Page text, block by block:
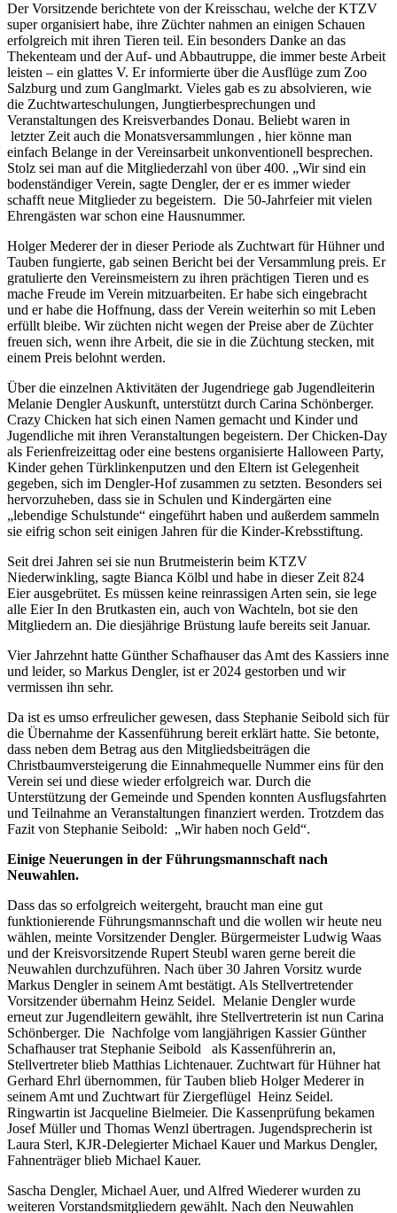
Der Vorsitzende berichtete von der Kreisschau, welche der KTZV
super organisiert habe, ihre Züchter nahmen an einigen Schauen
erfolgreich mit ihren Tieren teil. Ein besonders Danke an das
Thekenteam und der Auf- und Abbautruppe, die immer beste Arbeit
leisten – ein glattes V. Er informierte über die Ausflüge zum Zoo
Salzburg und zum Ganglmarkt. Vieles gab es zu absolvieren, wie
die Zuchtwarteschulungen, Jungtierbesprechungen und
Veranstaltungen des Kreisverbandes Donau. Beliebt waren in
letzter Zeit auch die Monatsversammlungen , hier könne man
einfach Belange in der Vereinsarbeit unkonventionell besprechen.
Stolz sei man auf die Mitgliederzahl von über 400. „Wir sind ein
bodenständiger Verein, sagte Dengler, der er es immer wieder
schafft neue Mitglieder zu begeistern. Die 50-Jahrfeier mit vielen
Ehrengästen war schon eine Hausnummer.
Holger Mederer der in dieser Periode als Zuchtwart für Hühner und
Tauben fungierte, gab seinen Bericht bei der Versammlung preis. Er
gratulierte den Vereinsmeistern zu ihren prächtigen Tieren und es
mache Freude im Verein mitzuarbeiten. Er habe sich eingebracht
und er habe die Hoffnung, dass der Verein weiterhin so mit Leben
erfüllt bleibe. Wir züchten nicht wegen der Preise aber de Züchter
freuen sich, wenn ihre Arbeit, die sie in die Züchtung stecken, mit
einem Preis belohnt werden.
Über die einzelnen Aktivitäten der Jugendriege gab Jugendleiterin
Melanie Dengler Auskunft, unterstützt durch Carina Schönberger.
Crazy Chicken hat sich einen Namen gemacht und Kinder und
Jugendliche mit ihren Veranstaltungen begeistern. Der Chicken-Day
als Ferienfreizeittag oder eine bestens organisierte Halloween Party,
Kinder gehen Türklinkenputzen und den Eltern ist Gelegenheit
gegeben, sich im Dengler-Hof zusammen zu setzten. Besonders sei
hervorzuheben, dass sie in Schulen und Kindergärten eine
„lebendige Schulstunde“ eingeführt haben und außerdem sammeln
sie eifrig schon seit einigen Jahren für die Kinder-Krebsstiftung.
Seit drei Jahren sei sie nun Brutmeisterin beim KTZV
Niederwinkling, sagte Bianca Kölbl und habe in dieser Zeit 824
Eier ausgebrütet. Es müssen keine reinrassigen Arten sein, sie lege
alle Eier In den Brutkasten ein, auch von Wachteln, bot sie den
Mitgliedern an. Die diesjährige Brüstung laufe bereits seit Januar.
Vier Jahrzehnt hatte Günther Schafhauser das Amt des Kassiers inne
und leider, so Markus Dengler, ist er 2024 gestorben und wir
vermissen ihn sehr.
Da ist es umso erfreulicher gewesen, dass Stephanie Seibold sich für
die Übernahme der Kassenführung bereit erklärt hatte. Sie betonte,
dass neben dem Betrag aus den Mitgliedsbeiträgen die
Christbaumversteigerung die Einnahmequelle Nummer eins für den
Verein sei und diese wieder erfolgreich war. Durch die
Unterstützung der Gemeinde und Spenden konnten Ausflugsfahrten
und Teilnahme an Veranstaltungen finanziert werden. Trotzdem das
Fazit von Stephanie Seibold: „Wir haben noch Geld“.
Einige Neuerungen in der Führungsmannschaft nach
Neuwahlen.
Dass das so erfolgreich weitergeht, braucht man eine gut
funktionierende Führungsmannschaft und die wollen wir heute neu
wählen, meinte Vorsitzender Dengler. Bürgermeister Ludwig Waas
und der Kreisvorsitzende Rupert Steubl waren gerne bereit die
Neuwahlen durchzuführen. Nach über 30 Jahren Vorsitz wurde
Markus Dengler in seinem Amt bestätigt. Als Stellvertretender
Vorsitzender übernahm Heinz Seidel. Melanie Dengler wurde
erneut zur Jugendleitern gewählt, ihre Stellvertreterin ist nun Carina
Schönberger. Die Nachfolge vom langjährigen Kassier Günther
Schafhauser trat Stephanie Seibold als Kassenführerin an,
Stellvertreter blieb Matthias Lichtenauer. Zuchtwart für Hühner hat
Gerhard Ehrl übernommen, für Tauben blieb Holger Mederer in
seinem Amt und Zuchtwart für Ziergeflügel Heinz Seidel.
Ringwartin ist Jacqueline Bielmeier. Die Kassenprüfung bekamen
Josef Müller und Thomas Wenzl übertragen. Jugendsprecherin ist
Laura Sterl, KJR-Delegierter Michael Kauer und Markus Dengler,
Fahnenträger blieb Michael Kauer.
Sascha Dengler, Michael Auer, und Alfred Wiederer wurden zu
weiteren Vorstandsmitgliedern gewählt. Nach den Neuwahlen